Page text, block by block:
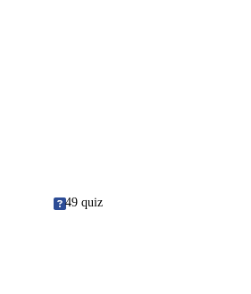
49 quiz